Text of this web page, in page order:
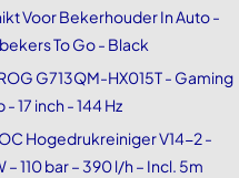
Voor Bekerhouder In Auto -
To Go - Black
G713QM-HX015T - Gaming
- 17 inch - 144 Hz
Hogedrukreiniger V14-2 -
– 110 bar – 390 l/h – Incl. 5m